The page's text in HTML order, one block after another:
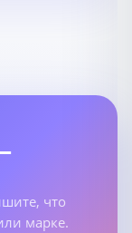
что
марке.